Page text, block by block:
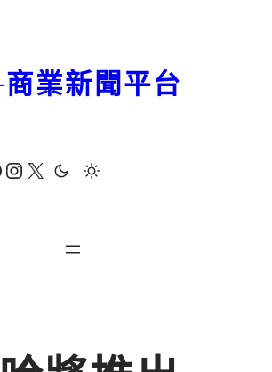
Instagram X
業新聞平台